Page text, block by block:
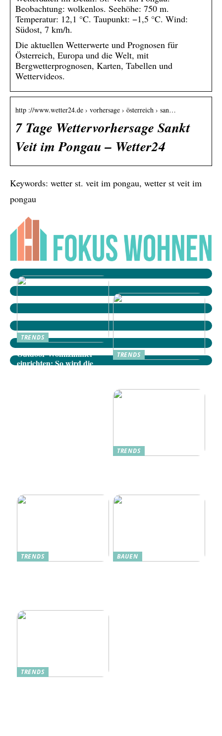
Beobachtung: wolkenlos. Seehöhe: 750 m.
Temperatur: 12,1 °C. Taupunkt: −1,5 °C. Wind:
Südost, 7 km/h.
Die aktuellen Wetterwerte und Prognosen für
Österreich, Europa und die Welt, mit
Bergwetterprognosen, Karten, Tabellen und
Wettervideos.
http ://www.wetter24.de › vorhersage › österreich › san…
7 Tage Wettervorhersage Sankt
Veit im Pongau – Wetter24
Keywords: wetter st. veit im pongau, wetter st veit im
pongau
TRENDS
Outdoor-Wohnzimmer
einrichten: So wird die
TRENDS
TRENDS
TRENDS BAUEN
TRENDS